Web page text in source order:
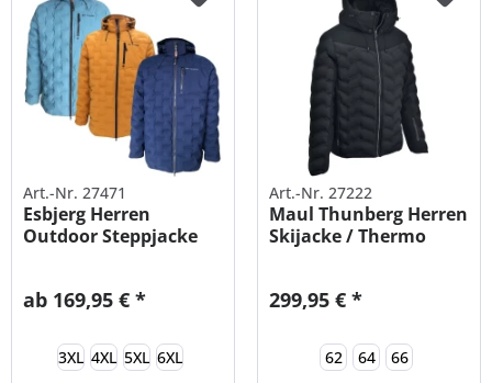
Art.-Nr. 27471
Esbjerg Herren
Outdoor Steppjacke
ab 169,95 € *
3XL 4XL 5XL 6XL
Art.-Nr. 27222
Maul Thunberg Herren
Skijacke / Thermo
299,95 € *
62 64 66